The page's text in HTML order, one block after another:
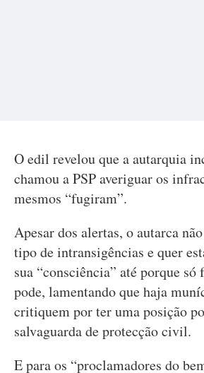
O edil revelou que a autarquia
chamou a PSP averiguar os
mesmos “fugiram”.
Apesar dos alertas, o autarca
tipo de intransigências e quer
sua “consciência” até porque
pode, lamentando que haja
critiquem por ter uma posição
salvaguarda de protecção civil.
E para os “proclamadores do